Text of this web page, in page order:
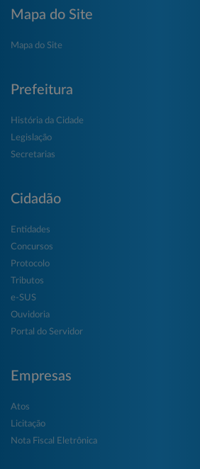
Mapa do Site
Mapa do Site
Prefeitura
História da Cidade
Legislação
Secretarias
Cidadão
Entidades
Concursos
Protocolo
Tributos
e-SUS
Ouvidoria
Portal do Servidor
Empresas
Atos
Licitação
Nota Fiscal Eletrônica